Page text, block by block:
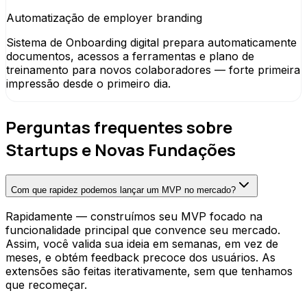
Automatização de employer branding
Sistema de Onboarding digital prepara automaticamente
documentos, acessos a ferramentas e plano de
treinamento para novos colaboradores — forte primeira
impressão desde o primeiro dia.
Perguntas frequentes sobre
Startups e Novas Fundações
Com que rapidez podemos lançar um MVP no mercado?
Rapidamente — construímos seu MVP focado na
funcionalidade principal que convence seu mercado.
Assim, você valida sua ideia em semanas, em vez de
meses, e obtém feedback precoce dos usuários. As
extensões são feitas iterativamente, sem que tenhamos
que recomeçar.